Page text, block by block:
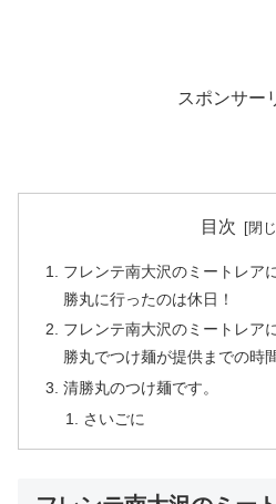
スポンサー
目次
フレンテ南大沢のミートレア
勝丸に行ったのは休日！
フレンテ南大沢のミートレア
勝丸でつけ麺が提供までの時
清勝丸のつけ麺です。
さいごに